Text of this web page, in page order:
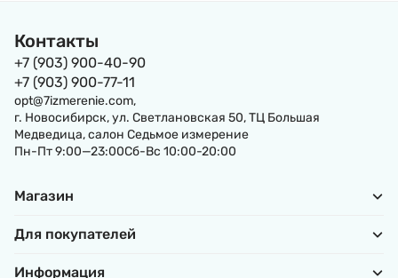
Контакты
+7 (903) 900-40-90
+7 (903) 900-77-11
opt@7izmerenie.com,
г. Новосибирск, ул. Светлановская 50, ТЦ Большая
Медведица, салон Седьмое измерение
Пн-Пт 9:00—23:00Сб-Вс 10:00-20:00
Магазин
Для покупателей
Информация